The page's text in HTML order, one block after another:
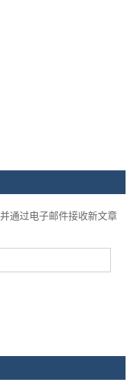
通过电子邮件接收新文章